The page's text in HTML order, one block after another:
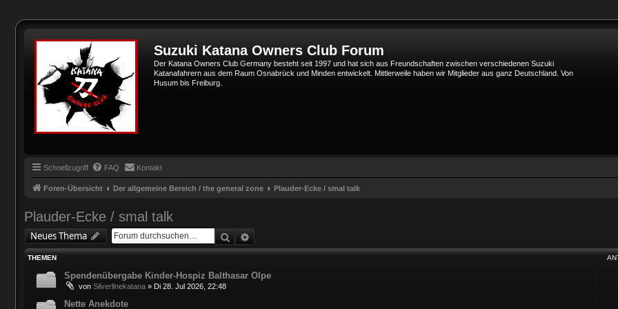
Suzuki Katana Owners Club Forum
Der Katana Owners Club Germany besteht seit 1997 und hat sich aus Freundschaften zwischen verschiedenen Suzuki
Katanafahrern aus dem Raum Osnabrück und Minden entwickelt. Mittlerweile haben wir Mitglieder aus ganz Deutschland. Von
Husum bis Freiburg.
Schnellzugriff FAQ Kontakt
Foren-Übersicht Der allgemeine Bereich / the general zone Plauder-Ecke / smal talk
Plauder-Ecke / smal talk
Neues Thema Suche
THEMEN
Spendenübergabe Kinder-Hospiz Balthasar Olpe
von Silverlinekatana » Di 28. Jul 2026, 22:48
Nette Anekdote